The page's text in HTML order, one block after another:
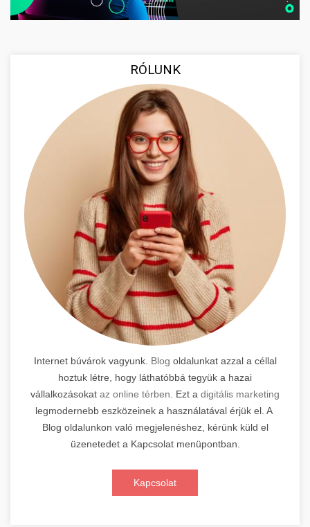
RÓLUNK
Internet búvárok vagyunk. Blog oldalunkat azzal a céllal
hoztuk létre, hogy láthatóbbá tegyük a hazai
vállalkozásokat az online térben . Ezt a digitális marketing
legmodernebb eszközeinek a használatával érjük el. A
Blog oldalunkon való megjelenéshez, kérünk küld el
üzenetedet a Kapcsolat menüpontban.
Kapcsolat